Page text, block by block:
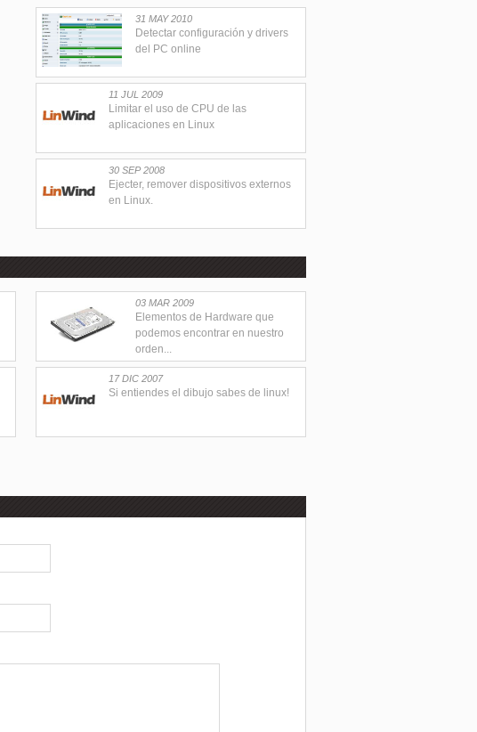
31 MAY 2010
Detectar configuración y drivers
del PC online
11 JUL 2009
Limitar el uso de CPU de las
aplicaciones en Linux
30 SEP 2008
Ejecter, remover dispositivos externos
en Linux.
03 MAR 2009
Elementos de Hardware que
podemos encontrar en nuestro
orden...
17 DIC 2007
Si entiendes el dibujo sabes de linux!